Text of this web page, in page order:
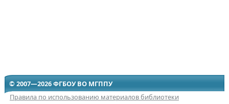
© 2007—2026 ФГБОУ ВО МГППУ
Правила по использованию материалов библиотеки